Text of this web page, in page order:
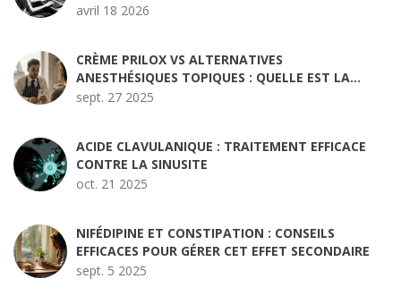
avril 18 2026
CRÈME PRILOX VS ALTERNATIVES
ANESTHÉSIQUES TOPIQUES : QUELLE EST LA
MEILLEURE OPTION ?
sept. 27 2025
ACIDE CLAVULANIQUE : TRAITEMENT EFFICACE
CONTRE LA SINUSITE
oct. 21 2025
NIFÉDIPINE ET CONSTIPATION : CONSEILS
EFFICACES POUR GÉRER CET EFFET SECONDAIRE
sept. 5 2025